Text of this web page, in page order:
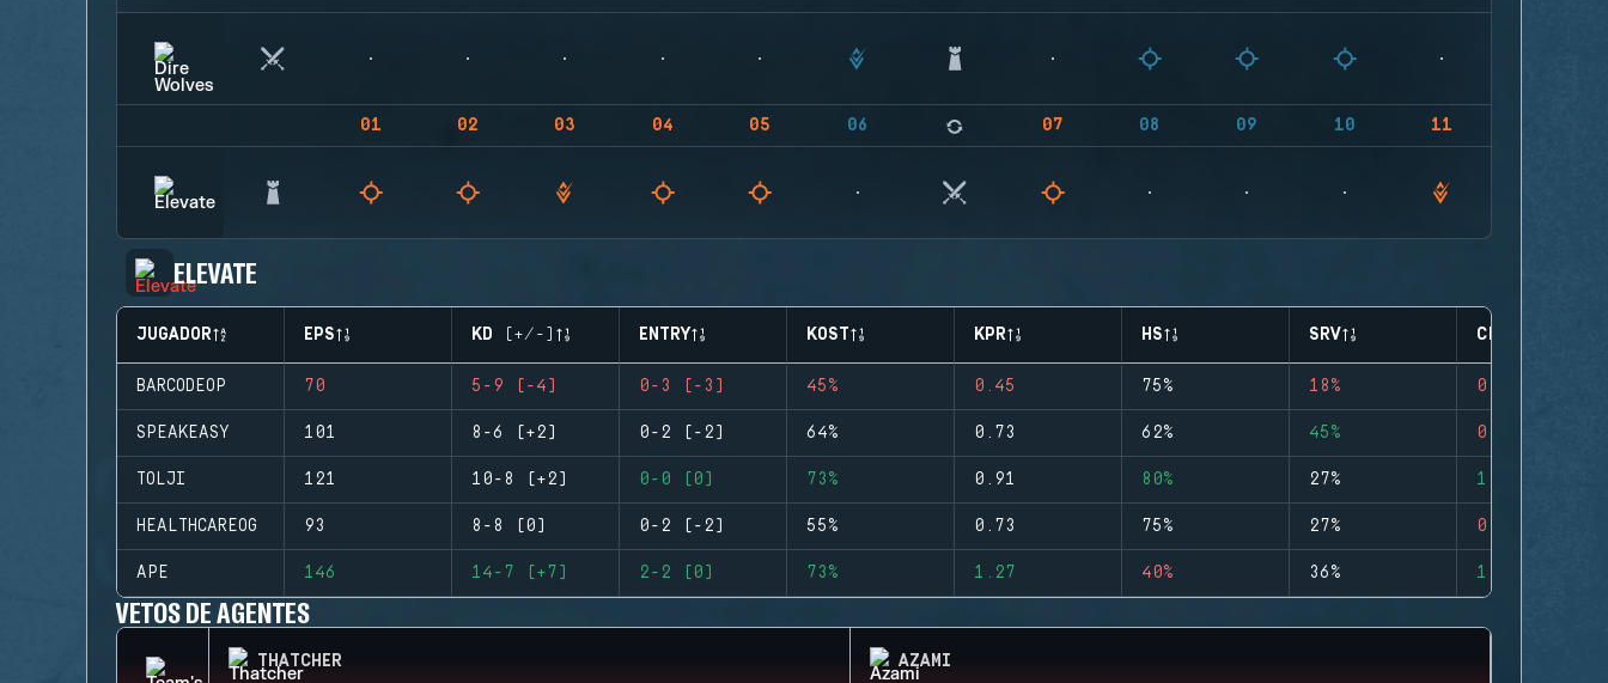
01 02 03 04 05 06 07 08 09 10 11
ELEVATE
JUGADOR EPS KD (+/-) ENTRY KOST KPR HS SRV CLUTCHES
BARCODEOP 70 5-9 (-4) 0-3 (-3) 45% 0.45 75% 18% 0
SPEAKEASY 101 8-6 (+2) 0-2 (-2) 64% 0.73 62% 45% 0
TOLJI 121 10-8 (+2) 0-0 (0) 73% 0.91 80% 27% 1
HEALTHCAREOG 93 8-8 (0) 0-2 (-2) 55% 0.73 75% 27% 0
APE 146 14-7 (+7) 2-2 (0) 73% 1.27 40% 36% 1
VETOS DE AGENTES
THATCHER AZAMI